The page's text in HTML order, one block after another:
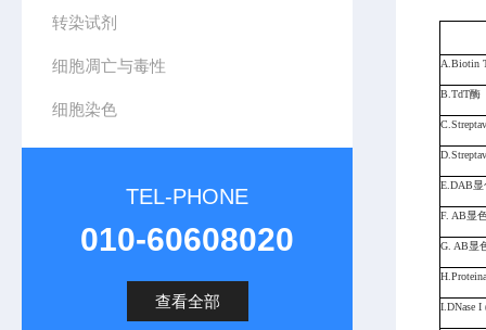
转染试剂
细胞凋亡与毒性
细胞染色
TEL-PHONE
010-60608020
查看全部
A.Biotin
B.TdT酶
E.DAB
F. AB显
G. AB显
I.DNase I